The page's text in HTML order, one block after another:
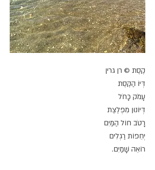
קֶסֶת © רן גרין
דְּיוֹ הַקֶּסֶת
עָמֹק כָּחֹל
דְּיוֹנוּן מִפְלֶצֶת
רָטֹב חוֹל הַמַּיִם
יְחֵפוֹת רַגְלִים
רוֹאֵה שָׁמַיִם.